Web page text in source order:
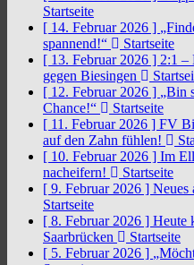
Startseite
[ 14. Februar 2026 ]
spannend!“
Startseite
[ 13. Februar 2026 ] 2:1 –
gegen Biesingen
[ 12. Februar 2026 ] „Bin
Chance!“
Startseite
[ 11. Februar 2026 ] FV
auf den Zahn fühlen!
[ 10. Februar 2026 ] Im
nacheifern!
Startseite
[ 9. Februar 2026 ] Neues
Startseite
[ 8. Februar 2026 ] Heute
Saarbrücken
Startseite
[ 5. Februar 2026 ]